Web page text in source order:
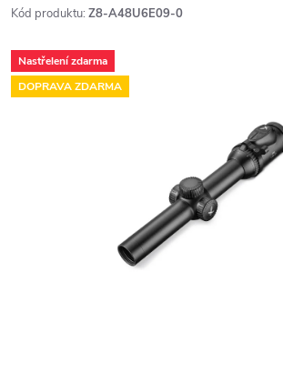
Kód produktu: Z8-A48U6E09-0
Nastřelení zdarma
DOPRAVA ZDARMA